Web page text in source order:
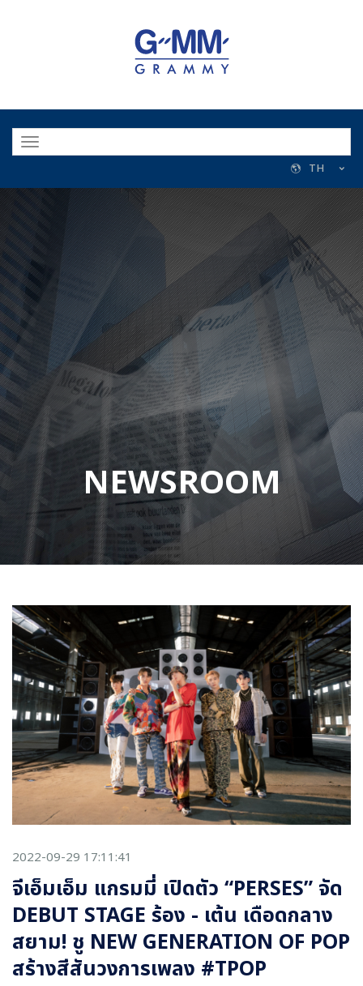
TH
NEWSROOM
2022-09-29 17:11:41
จีเอ็มเอ็ม แกรมมี่ เปิดตัว “PERSES” จัด
DEBUT STAGE ร้อง - เต้น เดือดกลาง
สยาม! ชู NEW GENERATION OF POP
สร้างสีสันวงการเพลง #TPOP